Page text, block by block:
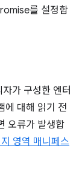
를 설정합
가 구성한 엔터
에 대해 읽기 전
오류가 발생합
영역 매니페스